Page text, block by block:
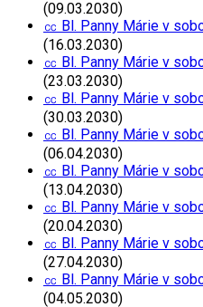
(09.03.2030)
㏄ Bl. Panny Márie v
(16.03.2030)
㏄ Bl. Panny Márie v
(23.03.2030)
㏄ Bl. Panny Márie v
(30.03.2030)
㏄ Bl. Panny Márie v
(06.04.2030)
㏄ Bl. Panny Márie v
(13.04.2030)
㏄ Bl. Panny Márie v
(20.04.2030)
㏄ Bl. Panny Márie v
(27.04.2030)
㏄ Bl. Panny Márie v
(04.05.2030)